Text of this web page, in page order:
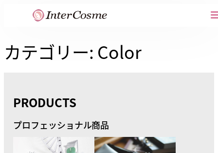
ス
キ
カテゴリー: Color
PRODUCTS
プロフェッショナル商品